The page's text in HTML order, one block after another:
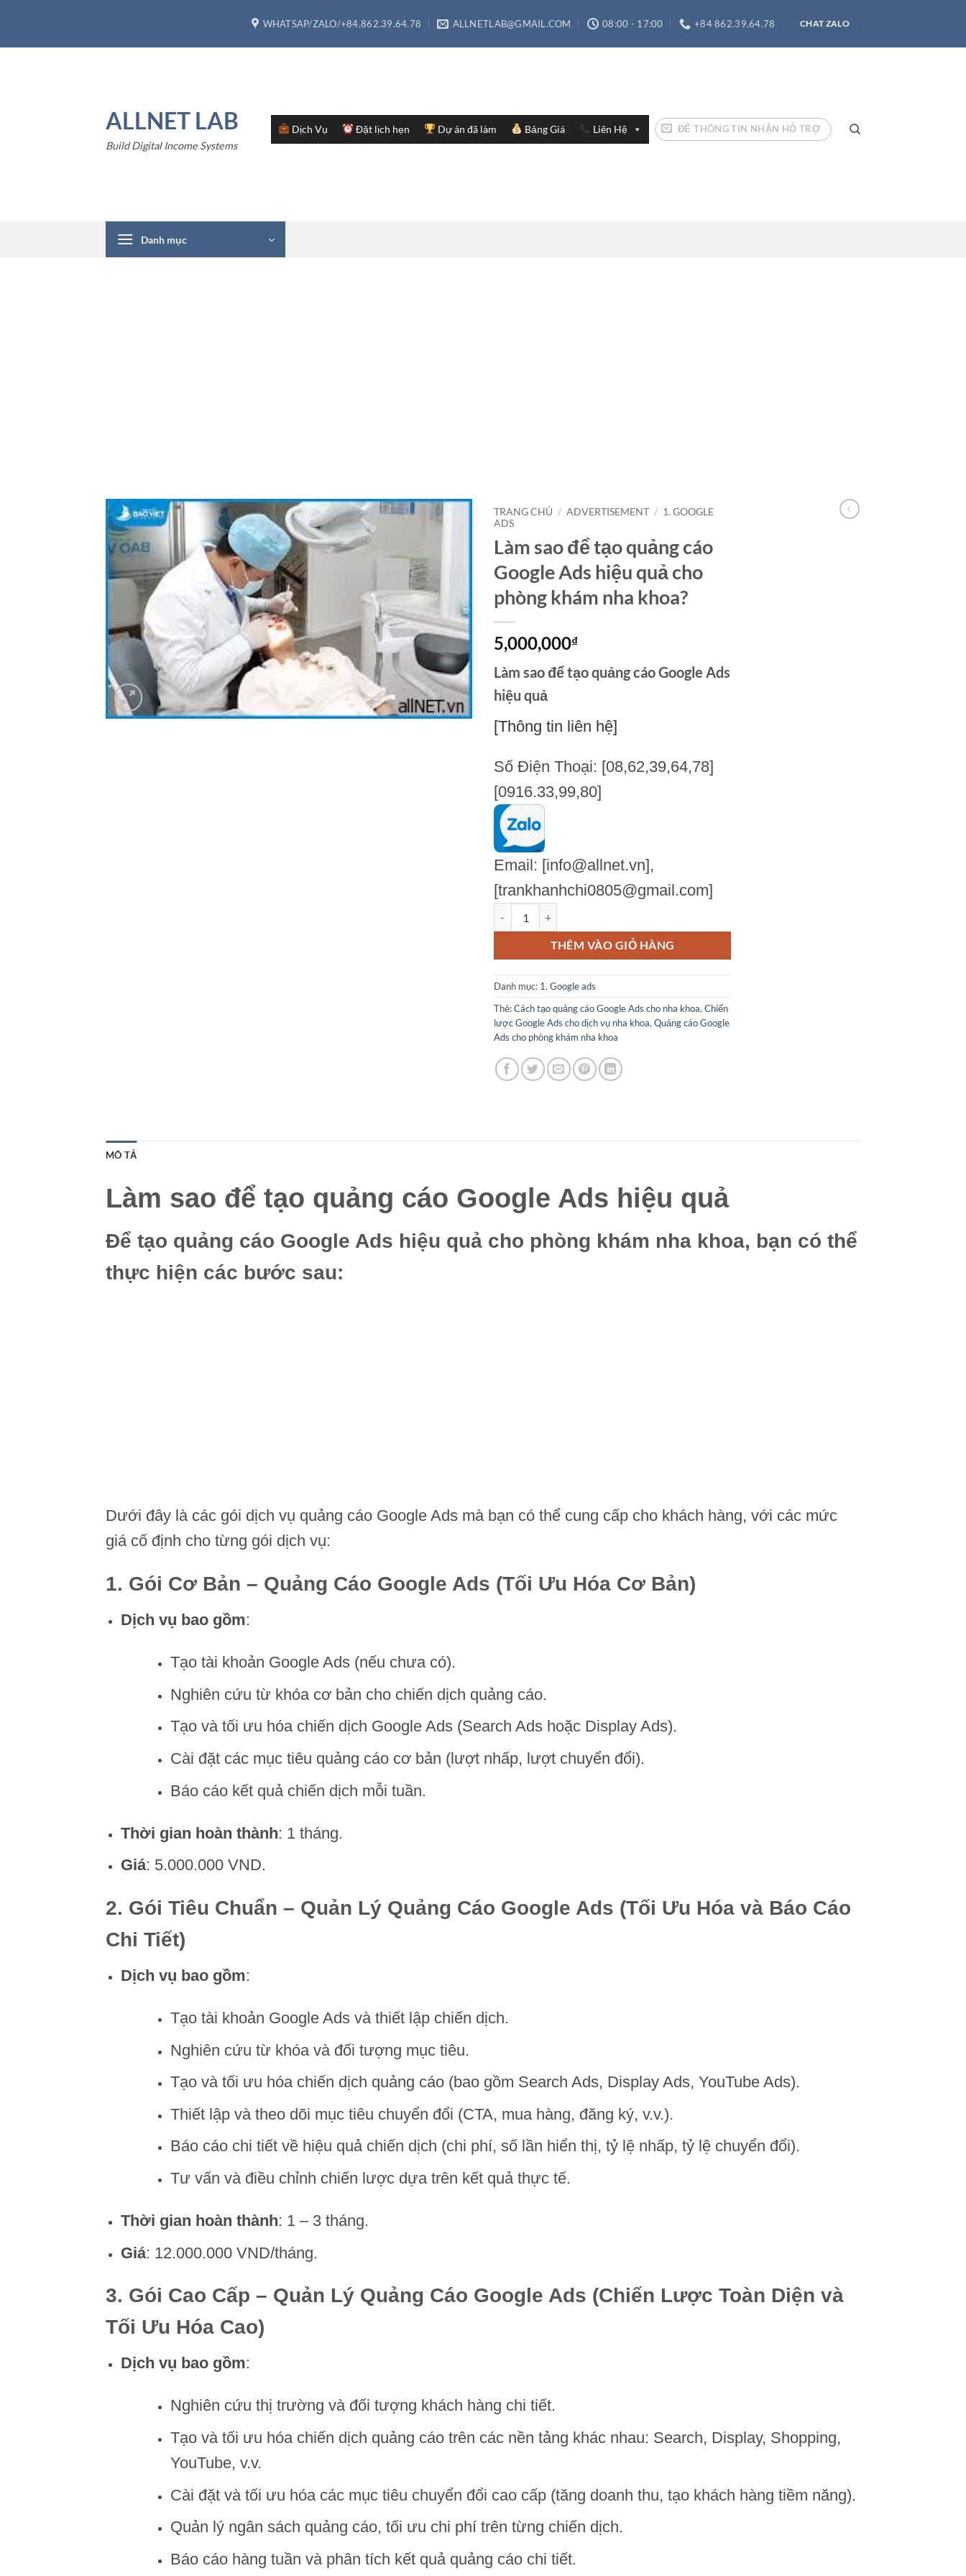
nội
WHATSAP/ZALO/+84.862.39.64.78 ALLNETLAB@GMAIL.COM 08:00 - 17:00 +84 862.39.64.78 CHAT ZALO
ALLNET LAB
Build Digital Income Systems
Dịch Vụ Đặt lịch hẹn Dự án đã làm Bảng Giá Liên Hệ ĐỂ THÔNG TIN NHẬN HỖ TRỢ
Danh mục
TRANG CHỦ / ADVERTISEMENT / 1. GOOGLE
ADS
Làm sao để tạo quảng cáo
Google Ads hiệu quả cho
phòng khám nha khoa?
5,000,000₫
Làm sao để tạo quảng cáo Google Ads
hiệu quả
[Thông tin liên hệ]
Số Điện Thoại: [08,62,39,64,78]
[0916.33,99,80]
Email: [info@allnet.vn],
[trankhanhchi0805@gmail.com]
THÊM VÀO GIỎ HÀNG
Danh mục: 1. Google ads
Thẻ:Cách tạo quảng cáo Google Ads cho nha khoa, Chiến
lược Google Ads cho dịch vụ nha khoa, Quảng cáo Google
Ads cho phòng khám nha khoa
MÔ TẢ
Làm sao để tạo quảng cáo Google Ads hiệu quả
Để tạo quảng cáo Google Ads hiệu quả cho phòng khám nha khoa, bạn có thể
thực hiện các bước sau:
Dưới đây là các gói dịch vụ quảng cáo Google Ads mà bạn có thể cung cấp cho khách hàng, với các mức
giá cố định cho từng gói dịch vụ:
1. Gói Cơ Bản – Quảng Cáo Google Ads (Tối Ưu Hóa Cơ Bản)
Dịch vụ bao gồm:
Tạo tài khoản Google Ads (nếu chưa có).
Nghiên cứu từ khóa cơ bản cho chiến dịch quảng cáo.
Tạo và tối ưu hóa chiến dịch Google Ads (Search Ads hoặc Display Ads).
Cài đặt các mục tiêu quảng cáo cơ bản (lượt nhấp, lượt chuyển đổi).
Báo cáo kết quả chiến dịch mỗi tuần.
Thời gian hoàn thành: 1 tháng.
Giá: 5.000.000 VND.
2. Gói Tiêu Chuẩn – Quản Lý Quảng Cáo Google Ads (Tối Ưu Hóa và Báo Cáo
Chi Tiết)
Dịch vụ bao gồm:
Tạo tài khoản Google Ads và thiết lập chiến dịch.
Nghiên cứu từ khóa và đối tượng mục tiêu.
Tạo và tối ưu hóa chiến dịch quảng cáo (bao gồm Search Ads, Display Ads, YouTube Ads).
Thiết lập và theo dõi mục tiêu chuyển đổi (CTA, mua hàng, đăng ký, v.v.).
Báo cáo chi tiết về hiệu quả chiến dịch (chi phí, số lần hiển thị, tỷ lệ nhấp, tỷ lệ chuyển đổi).
Tư vấn và điều chỉnh chiến lược dựa trên kết quả thực tế.
Thời gian hoàn thành: 1 – 3 tháng.
Giá: 12.000.000 VND/tháng.
3. Gói Cao Cấp – Quản Lý Quảng Cáo Google Ads (Chiến Lược Toàn Diện và
Tối Ưu Hóa Cao)
Dịch vụ bao gồm:
Nghiên cứu thị trường và đối tượng khách hàng chi tiết.
Tạo và tối ưu hóa chiến dịch quảng cáo trên các nền tảng khác nhau: Search, Display, Shopping,
YouTube, v.v.
Cài đặt và tối ưu hóa các mục tiêu chuyển đổi cao cấp (tăng doanh thu, tạo khách hàng tiềm năng).
Quản lý ngân sách quảng cáo, tối ưu chi phí trên từng chiến dịch.
Báo cáo hàng tuần và phân tích kết quả quảng cáo chi tiết.